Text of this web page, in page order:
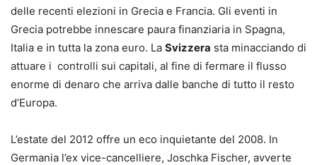
delle recenti elezioni in Grecia e Francia. Gli eventi in
Grecia potrebbe innescare paura finanziaria in Spagna,
Italia e in tutta la zona euro. La Svizzera sta minacciando di
attuare i controlli sui capitali, al fine di fermare il flusso
enorme di denaro che arriva dalle banche di tutto il resto
d’Europa.
L’estate del 2012 offre un eco inquietante del 2008. In
Germania l’ex vice-cancelliere, Joschka Fischer, avverte